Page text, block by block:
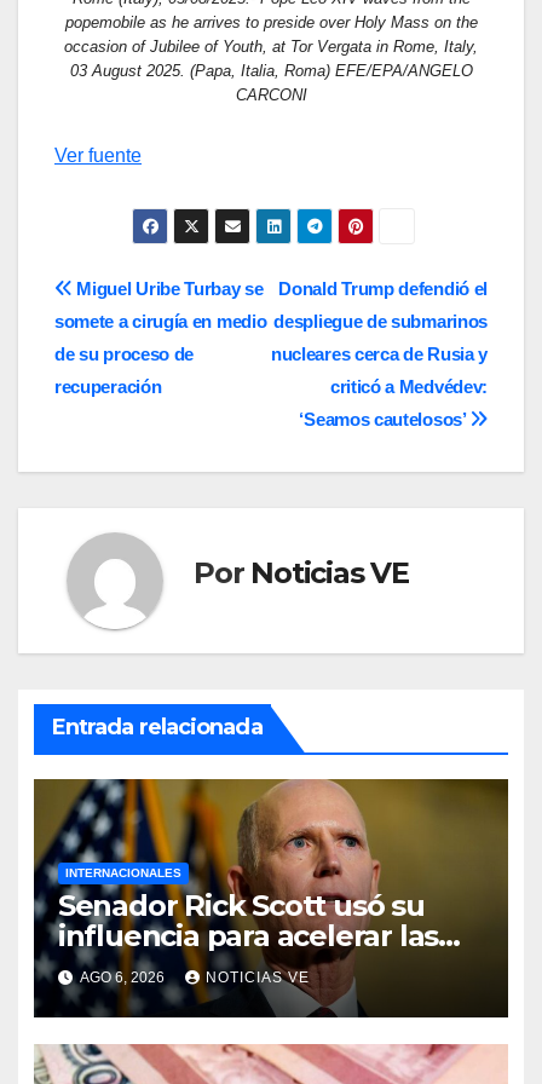
popemobile as he arrives to preside over Holy Mass on the
occasion of Jubilee of Youth, at Tor Vergata in Rome, Italy,
03 August 2025. (Papa, Italia, Roma) EFE/EPA/ANGELO
CARCONI
Ver fuente
Navegación
de
entradas
Donald Trump defendió el
despliegue de submarinos
nucleares cerca de Rusia y
criticó a Medvédev:
‘Seamos cautelosos’
Miguel Uribe Turbay se
somete a cirugía en medio
de su proceso de
recuperación
Por Noticias VE
Entrada relacionada
INTERNACIONALES
Senador Rick Scott usó su
influencia para acelerar las
elecciones en Venezuela
AGO 6, 2026 NOTICIAS VE